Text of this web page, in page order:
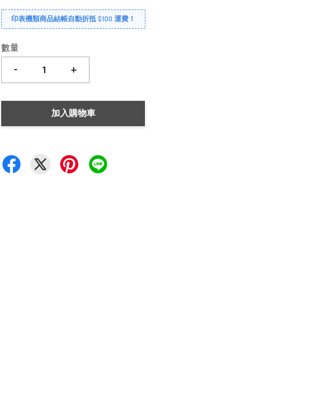
印表機類商品結帳自動折抵 $100 運費！
數量
- +
加入購物車